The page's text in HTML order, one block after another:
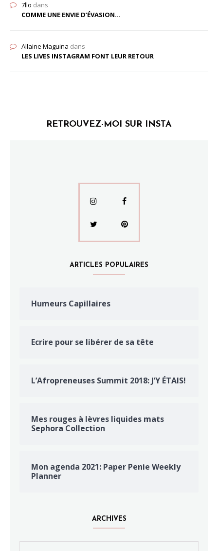
7llo dans
COMME UNE ENVIE D’ÉVASION…
Allaine Maguina dans
LES LIVES INSTAGRAM FONT LEUR RETOUR
RETROUVEZ-MOI SUR INSTA
ARTICLES POPULAIRES
Humeurs Capillaires
Ecrire pour se libérer de sa tête
L’Afropreneuses Summit 2018: J’Y ÉTAIS!
Mes rouges à lèvres liquides mats
Sephora Collection
Mon agenda 2021: Paper Penie Weekly
Planner
ARCHIVES